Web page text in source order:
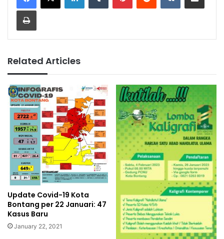
Print
Related Articles
Update Covid-19 Kota
Bontang per 22 Januari: 47
Kasus Baru
January 22, 2021